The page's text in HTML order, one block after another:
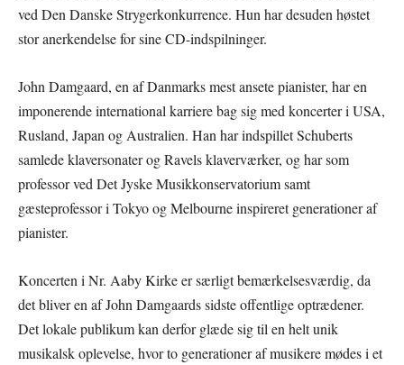
ved Den Danske Strygerkonkurrence. Hun har desuden høstet
stor anerkendelse for sine CD-indspilninger.
John Damgaard, en af Danmarks mest ansete pianister, har en
imponerende international karriere bag sig med koncerter i USA,
Rusland, Japan og Australien. Han har indspillet Schuberts
samlede klaversonater og Ravels klaverværker, og har som
professor ved Det Jyske Musikkonservatorium samt
gæsteprofessor i Tokyo og Melbourne inspireret generationer af
pianister.
Koncerten i Nr. Aaby Kirke er særligt bemærkelsesværdig, da
det bliver en af John Damgaards sidste offentlige optrædener.
Det lokale publikum kan derfor glæde sig til en helt unik
musikalsk oplevelse, hvor to generationer af musikere mødes i et